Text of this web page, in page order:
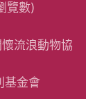
覽數)
流浪動物協
基金會